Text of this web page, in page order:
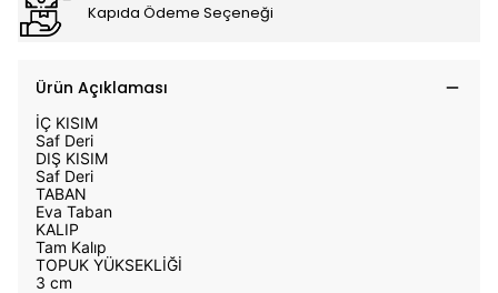
Kapıda Ödeme Seçeneği
Ürün Açıklaması
İÇ KISIM
Saf Deri
DIŞ KISIM
Saf Deri
TABAN
Eva Taban
KALIP
Tam Kalıp
TOPUK YÜKSEKLİĞİ
3 cm